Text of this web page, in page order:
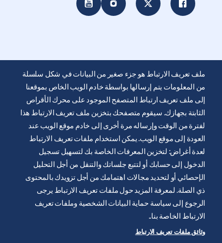
يتم توفير موقع الويب هذا من قِبل شركة ايرليكيد للرعاية الصحية
لتثقيف ودعم المصابين بالسكري. انها للعلم فقط ولا تحل محل
التوصيات الطبية. دائما اطلب المشورة من أخصائي الرعاية الصحية.
شروط وأحكام الموقع الإلكتروني
سياسة الخصوصية
تعريف ملف الارتباطات
إشعار قانوني
إدارة ملفات تعريف الارتباط
ملف تعريف الارتباط هو جزء صغير من البيانات في شكل سلسلة
من المعلومات يتم إرسالها بواسطة خادم الويب الخاص بموقعنا
إلى ملف تعريف ارتباط المتصفح الموجود على محرك الأقراص
الثابتة بجهازك. سيقوم متصفحك بتخزين ملف تعريف الارتباط هذا
لفترة من الوقت وإرساله مرة أخرى إلى خادم موقع الويب عند
العودة إلى موقع الويب. يمكن استخدام ملفات تعريف الارتباط
لعدة أغراض: لتخزين المعرفات الخاصة بك لتسهيل تسجيل
الدخول إلى حسابك أو لتتبع جلساتك والتنقل من أجل التحليل
الإحصائي أو لتحديد مجالات اهتمامك من أجل تزويدك بالمحتوى
ذي الصلة. لمعرفة المزيد حول ملفات تعريف الارتباط يرجى
الرجوع إلى سياسة حماية البيانات الشخصية وملفات تعريف
الارتباط الخاصة بنا..
وثائق ملفات تعريف الارتباط